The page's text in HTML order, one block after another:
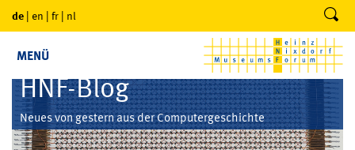
de | en | fr | nl
MENÜ
HNF-Blog
Neues von gestern aus der Computergeschichte